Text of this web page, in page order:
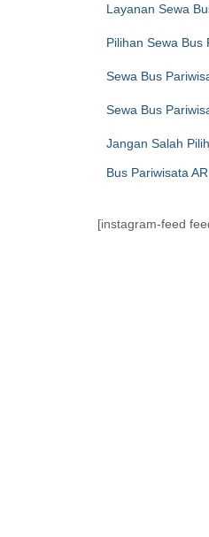
Layanan Sewa
Pilihan Sewa Bus
Sewa Bus
Sewa Bus
Jangan Salah
Bus Pariwisata
[instagram-feed